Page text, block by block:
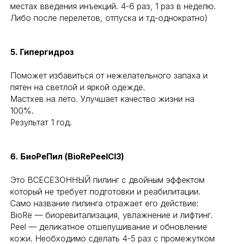
местах введения инъекций. 4-6 раз, 1 раз в неделю.
Либо после перелетов, отпуска и тд-однократно)
5. Гипергидроз
Поможет избавиться от нежелательного запаха и
пятен на светлой и яркой одежде.
Мастхев на лето. Улучшает качество жизни на
100%.
Результат 1 год.
6. БиоРеПил (BioRePeelCl3)
Это ВСЕСЕЗОННЫЙ пилинг с двойным эффектом
который не требует подготовки и реабилитации.
Само название пилинга отражает его действие:
BioRe — биоревитализация, увлажнение и лифтинг.
Peel — деликатное отшелушивание и обновление
кожи. Необходимо сделать 4-5 раз с промежутком